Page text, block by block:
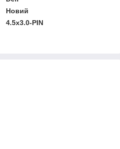
Новий
4.5х3.0-PIN